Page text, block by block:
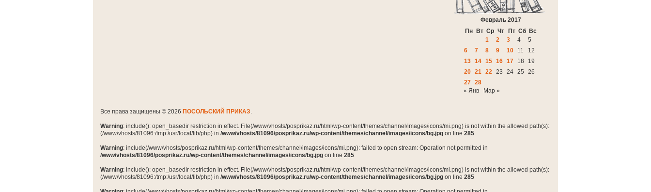
Февраль 2017
Пн
Вт Ср Чт Пт Сб Вс
1
2 3 4
5
6
7 8 9 10 11
12
13 14 15 16 17 18
19
20 21 22 23 24 25
26
27 28
« Янв
Мар »
Все права защищены © 2026 ПОСОЛЬСКИЙ ПРИКАЗ.
Warning: include(): open_basedir restriction in effect. File(/www/vhosts/posprikaz.ru/html/wp-content/themes/channel/images/icons/mi.png) is not within the allowed path(s):
(/www/vhosts/81096:/tmp:/usr/local/lib/php) in /www/vhosts/81096/posprikaz.ru/wp-content/themes/channel/images/icons/bg.jpg on line 285
Warning: include(/www/vhosts/posprikaz.ru/html/wp-content/themes/channel/images/icons/mi.png): failed to open stream: Operation not permitted in
/www/vhosts/81096/posprikaz.ru/wp-content/themes/channel/images/icons/bg.jpg on line 285
Warning: include(): open_basedir restriction in effect. File(/www/vhosts/posprikaz.ru/html/wp-content/themes/channel/images/icons/mi.png) is not within the allowed path(s):
(/www/vhosts/81096:/tmp:/usr/local/lib/php) in /www/vhosts/81096/posprikaz.ru/wp-content/themes/channel/images/icons/bg.jpg on line 285